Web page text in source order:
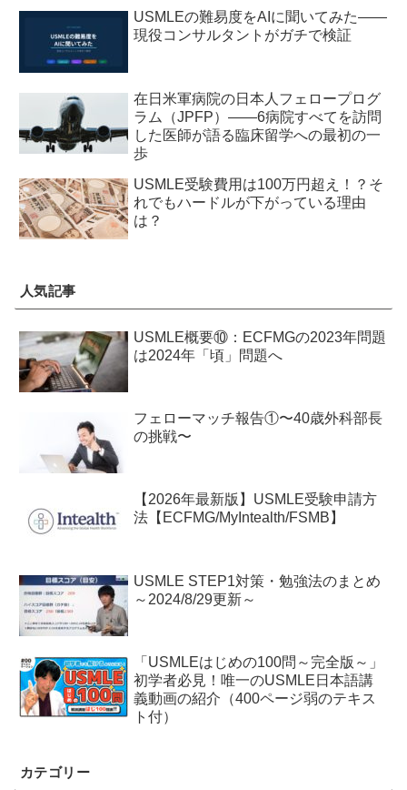
USMLEの難易度をAIに聞いてみた——
現役コンサルタントがガチで検証
在日米軍病院の日本人フェロープログ
ラム（JPFP）——6病院すべてを訪問
した医師が語る臨床留学への最初の一
歩
USMLE受験費用は100万円超え！？そ
れでもハードルが下がっている理由
は？
人気記事
USMLE概要⑩：ECFMGの2023年問題
は2024年「頃」問題へ
フェローマッチ報告①〜40歳外科部長
の挑戦〜
【2026年最新版】USMLE受験申請方
法【ECFMG/MyIntealth/FSMB】
USMLE STEP1対策・勉強法のまとめ
～2024/8/29更新～
「USMLEはじめの100問～完全版～」
初学者必見！唯一のUSMLE日本語講
義動画の紹介（400ページ弱のテキス
ト付）
カテゴリー